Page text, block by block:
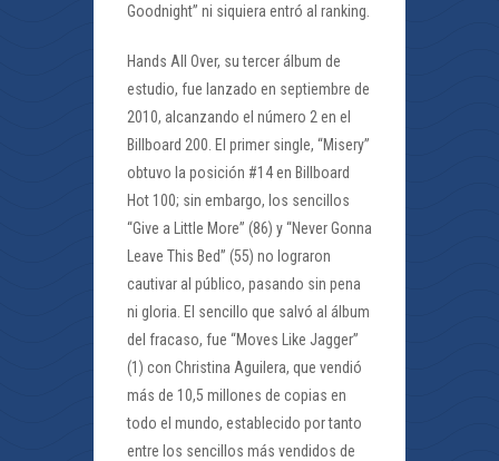
Goodnight” ni siquiera entró al ranking.
Hands All Over, su tercer álbum de
estudio, fue lanzado en septiembre de
2010, alcanzando el número 2 en el
Billboard 200. El primer single, “Misery”
obtuvo la posición #14 en Billboard
Hot 100; sin embargo, los sencillos
“Give a Little More” (86) y “Never Gonna
Leave This Bed” (55) no lograron
cautivar al público, pasando sin pena
ni gloria. El sencillo que salvó al álbum
del fracaso, fue “Moves Like Jagger”
(1) con Christina Aguilera, que vendió
más de 10,5 millones de copias en
todo el mundo, establecido por tanto
entre los sencillos más vendidos de